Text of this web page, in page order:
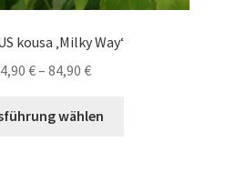
kousa ‚Milky Way‘
€– 84,90 €Preisspanne:
bis
wählen